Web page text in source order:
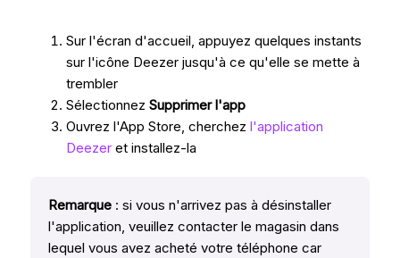
Sur l'écran d'accueil, appuyez quelques instants
sur l'icône Deezer jusqu'à ce qu'elle se mette à
trembler
SélectionnezSupprimer l'app
Ouvrez l'App Store, cherchezl'application
Deezer et installez-la
Remarque : si vous n'arrivez pas à désinstaller
l'application, veuillez contacter le magasin dans
lequel vous avez acheté votre téléphone car